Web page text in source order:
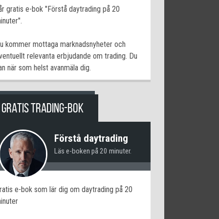
gratis e-bok "Förstå daytrading på 20
kommer mottaga marknadsnyheter och
relevanta erbjudande om trading. Du
när som helst avanmäla dig.
GRATIS TRADING-BOK
Förstå daytrading
Läs e-boken på 20 minuter.
e-bok som lär dig om daytrading på 20